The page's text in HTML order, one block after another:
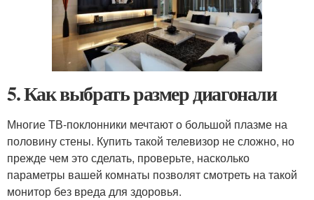
5. Как выбрать размер диагонали
Многие ТВ-поклонники мечтают о большой плазме на
половину стены. Купить такой телевизор не сложно, но
прежде чем это сделать, проверьте, насколько
параметры вашей комнаты позволят смотреть на такой
монитор без вреда для здоровья.